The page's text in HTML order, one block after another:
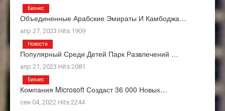
Объединенные Арабские Эмираты И Камбоджа…
апр 27, 2023 Hits:1909
Бизнес
Популярный Среди Детей Парк Развлечений …
апр 21, 2023 Hits:2081
Новости
Компания Microsoft Создаст 36 000 Новых…
сен 04, 2022 Hits:2244
Бизнес